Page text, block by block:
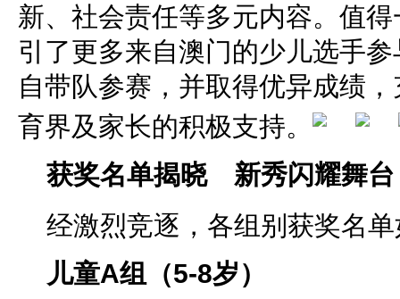
新、社会责任等多元内容。值
引了更多来自澳门的少儿选手
自带队参赛，并取得优异成绩
育界及家长的积极支持。
获奖名单揭晓 新秀闪耀舞台
经激烈竞逐，各组别获奖名
儿童A组（5-8岁）